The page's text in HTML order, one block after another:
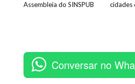
Assembleia do SINSPUB
cidades
Conversar no